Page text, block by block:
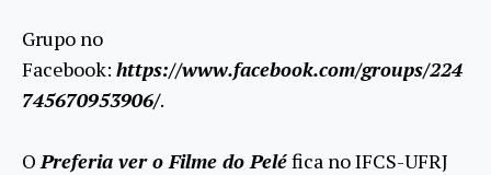
Grupo no
Facebook: https://www.facebook.com/groups/224
745670953906/.
O Preferia ver o Filme do Peléfica no IFCS-UFRJ